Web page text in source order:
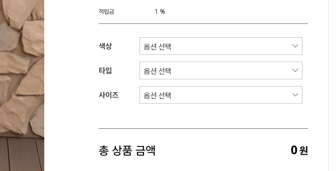
적립금 1 %
색상
타입
사이즈
총 상품 금액 0원